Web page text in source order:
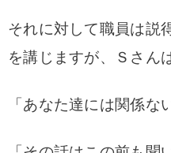
それに対して職員は説
を講じますが、Ｓさん
「あなた達には関係な